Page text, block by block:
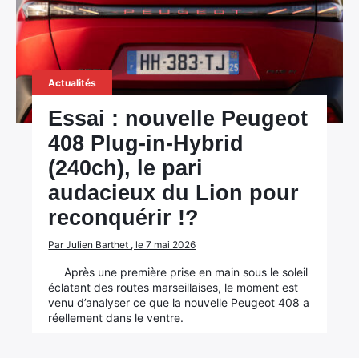
Actualités
Essai : nouvelle Peugeot
408 Plug-in-Hybrid
(240ch), le pari
audacieux du Lion pour
reconquérir !?
Par Julien Barthet , le 7 mai 2026
Après une première prise en main sous le soleil
éclatant des routes marseillaises, le moment est
venu d’analyser ce que la nouvelle Peugeot 408 a
réellement dans le ventre.